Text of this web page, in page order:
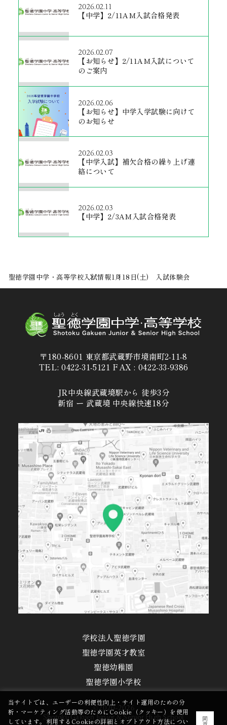
2026.02.11
【中学】2/11AM入試合格発表
2026.02.07
【お知らせ】2/11AM入試について
のご案内
2026.02.06
【お知らせ】中学入学試験に向けて
のお知らせ
2026.02.03
【中学入試】補欠合格の繰り上げ連
絡について
2026.02.03
【中学】2/3AM入試合格発表
聖徳学園中学・高等学校入試情報1月18日(土) 入試体験会
〒180-8601 東京都武蔵野市境南町2-11-8
TEL: 0422-31-5121 FAX : 0422-33-9386
JR中央線武蔵境駅から 徒歩3分
新宿 ー 武蔵境 中央線快速18分
学校法人聖徳学園
聖徳学園英才教室
聖徳幼稚園
聖徳学園小学校
©2020-2026
Shotoku Gakuen Junior & Senior High School
当サイトでは、ユーザーの利便性向上・サイト運用のための分
析・マーケティング活動等のためにCookie（クッキー）を使用
しています。利用するCookieの詳細とオプトアウト方法につい
同